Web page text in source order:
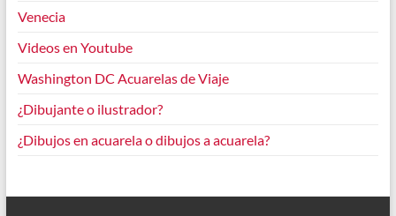
Venecia
Videos en Youtube
Washington DC Acuarelas de Viaje
¿Dibujante o ilustrador?
¿Dibujos en acuarela o dibujos a acuarela?